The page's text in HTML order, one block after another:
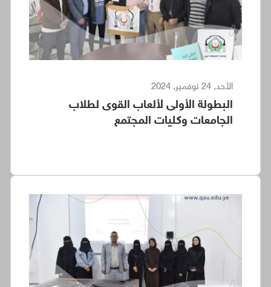
الأحد, 24 نوفمبر, 2024
البطولة الأولى لألعاب القوى لطلاب
الجامعات وكليات المجتمع